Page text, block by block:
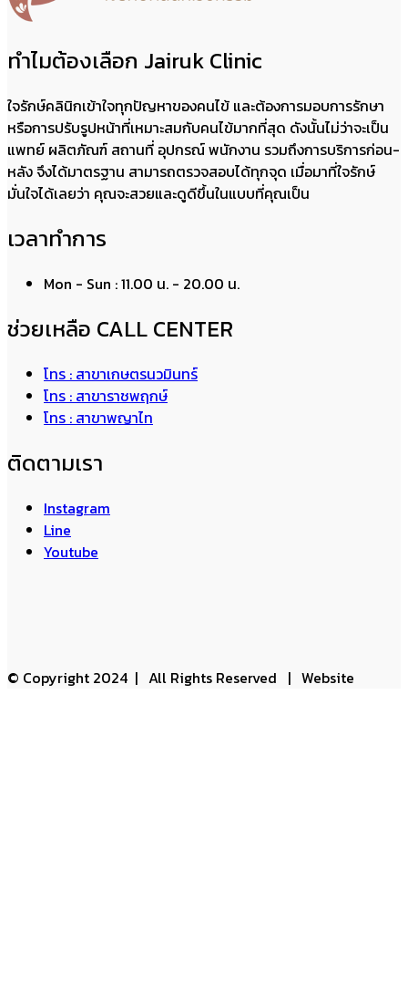
ทำไมต้องเลือก Jairuk Clinic
ใจรักษ์คลินิกเข้าใจทุกปัญหาของคนไข้ และต้องการมอบการรักษา
หรือการปรับรูปหน้าที่เหมาะสมกับคนไข้มากที่สุด ดังนั้นไม่ว่าจะเป็น
แพทย์ ผลิตภัณฑ์ สถานที่ อุปกรณ์ พนักงาน รวมถึงการบริการก่อน-
หลัง จึงได้มาตรฐาน สามารถตรวจสอบได้ทุกจุด เมื่อมาที่ใจรักษ์
มั่นใจได้เลยว่า คุณจะสวยและดูดีขึ้นในแบบที่คุณเป็น
เวลาทำการ
Mon - Sun : 11.00 น. - 20.00 น.
ช่วยเหลือ CALL CENTER
โทร : สาขาเกษตรนวมินทร์
โทร : สาขาราชพฤกษ์
โทร : สาขาพญาไท
ติดตามเรา
Instagram
Line
Youtube
© Copyright 2024 | All Rights Reserved | Website